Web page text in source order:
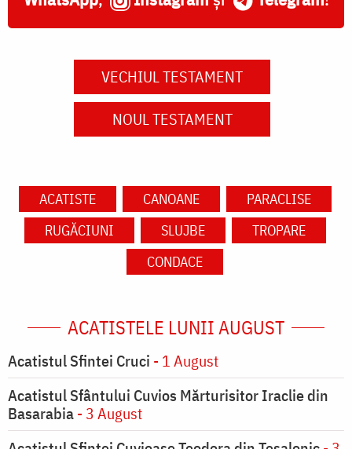
VECHIUL TESTAMENT
NOUL TESTAMENT
ACATISTE CANOANE
PARACLISE
RUGĂCIUNI
SLUJBE
TROPARE
CONDACE
ACATISTELE LUNII AUGUST
Acatistul Sfintei Cruci - 1 August
Acatistul Sfântului Cuvios Mărturisitor Iraclie din
Basarabia- 3 August